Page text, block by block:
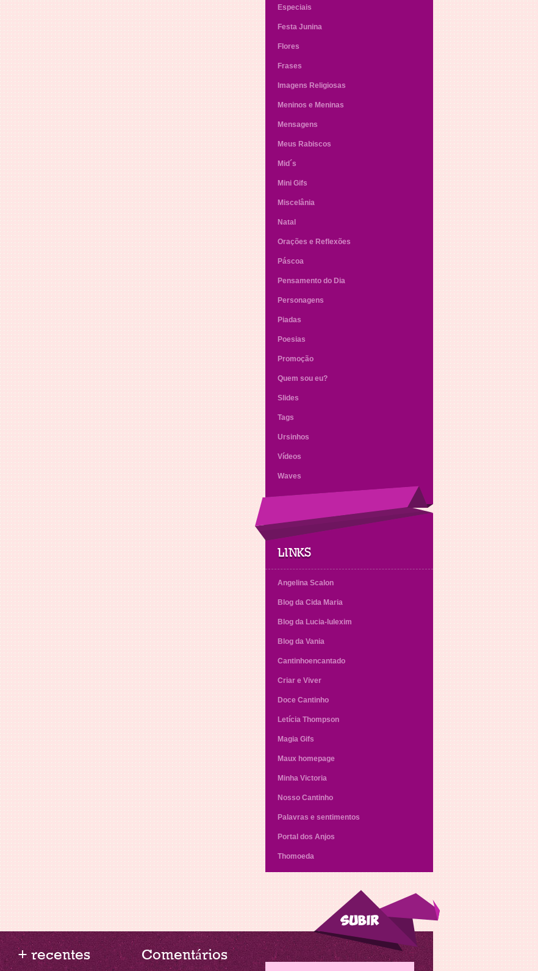
Especiais
Festa Junina
Flores
Frases
Imagens Religiosas
Meninos e Meninas
Mensagens
Meus Rabiscos
Mid´s
Mini Gifs
Miscelânia
Natal
Orações e Reflexões
Páscoa
Pensamento do Dia
Personagens
Piadas
Poesias
Promoção
Quem sou eu?
Slides
Tags
Ursinhos
Vídeos
Waves
LINKS
Angelina Scalon
Blog da Cida Maria
Blog da Lucia-lulexim
Blog da Vania
Cantinhoencantado
Criar e Viver
Doce Cantinho
Letícia Thompson
Magia Gifs
Maux homepage
Minha Victoria
Nosso Cantinho
Palavras e sentimentos
Portal dos Anjos
Thomoeda
+ recentes Comentários